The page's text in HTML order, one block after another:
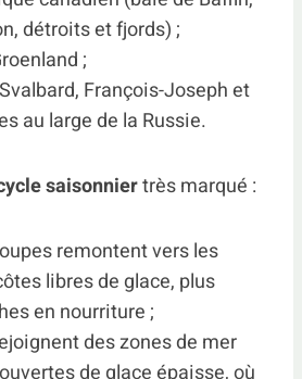
détroits et fjords) ;
;
François-Joseph et
au large de la Russie.
saisonniertrès marqué :
remontent vers les
libres de glace, plus
en nourriture ;
des zones de mer
de glace épaisse, où